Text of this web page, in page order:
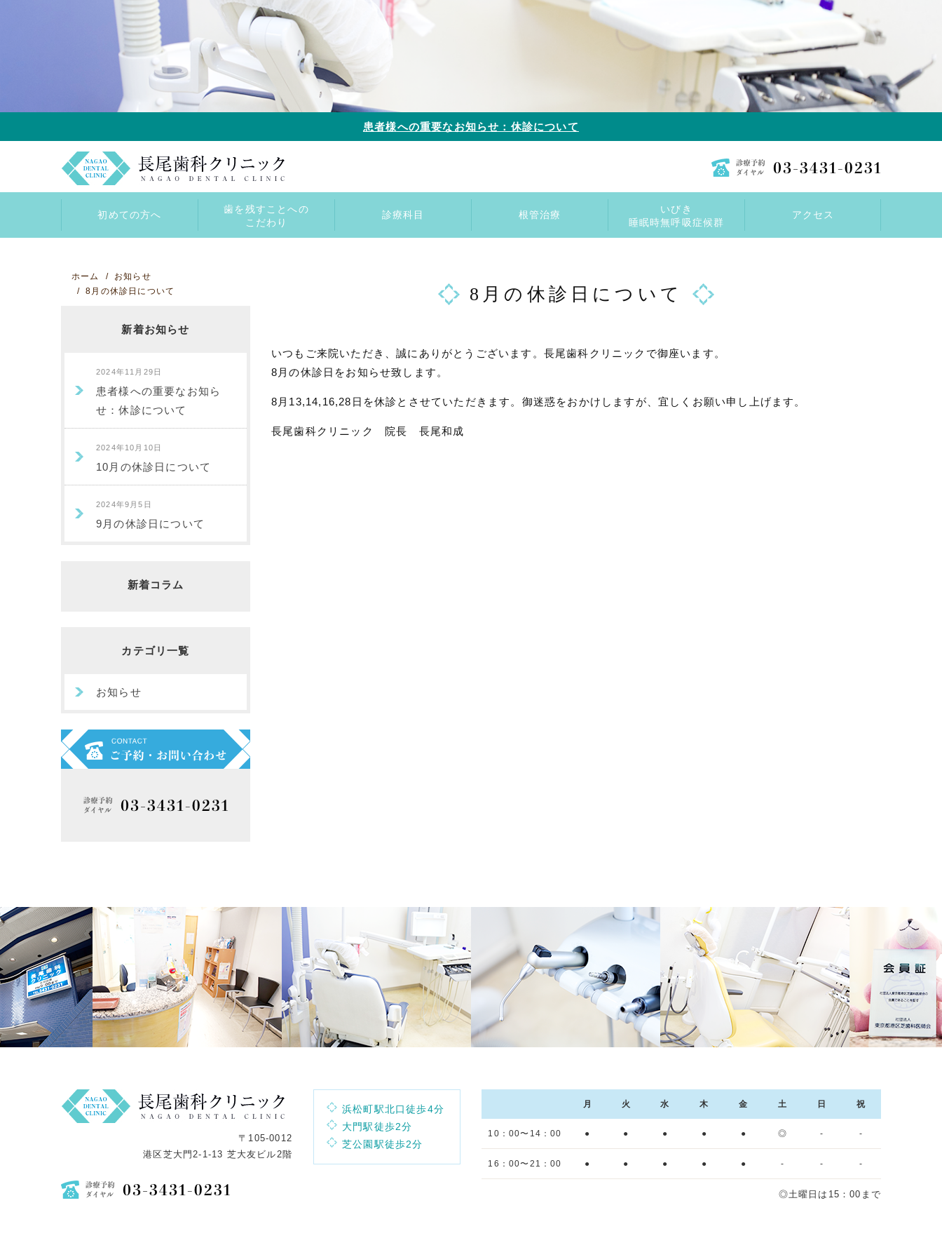
患者様への重要なお知らせ：休診について
初めての方へ
歯を残すことへの
こだわり
診療科目 根管治療
いびき
睡眠時無呼吸症候群
アクセス
8月の休診日について
いつもご来院いただき、誠にありがとうございます。長尾歯科クリニックで御座います。
8月の休診日をお知らせ致します。
8月13,14,16,28日を休診とさせていただきます。御迷惑をおかけしますが、宜しくお願い申し上げます。
長尾歯科クリニック 院長 長尾和成
ホーム
お知らせ
8月の休診日について
新着お知らせ
2024年11月29日
患者様への重要なお知ら
せ：休診について
2024年10月10日
10月の休診日について
2024年9月5日
9月の休診日について
新着コラム
カテゴリ一覧
お知らせ
〒105-0012
港区芝大門2-1-13 芝大友ビル2階
浜松町駅北口徒歩4分
大門駅徒歩2分
芝公園駅徒歩2分
月 火 水 木 金 土 日 祝
10：00〜14：00 ● ● ● ● ● ◎ - -
16：00〜21：00 ● ● ● ● ● - - -
◎土曜日は15：00まで